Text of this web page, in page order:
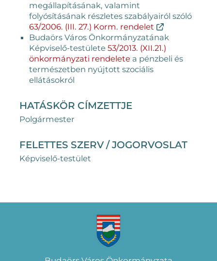
megállapításának, valamint
folyósításának részletes szabályairól szóló
63/2006. (III. 27.) Korm. rendelet
Budaörs Város Önkormányzatának
Képviselő-testülete 53/2013. (XII.21.)
önkormányzati rendeletea pénzbeli és
természetben nyújtott szociális
ellátásokról
HATÁSKÖR CÍMZETTJE
Polgármester
FELETTES SZERV / JOGORVOSLAT
Képviselő-testület